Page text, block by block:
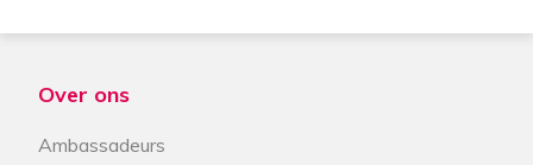
Over ons
Ambassadeurs